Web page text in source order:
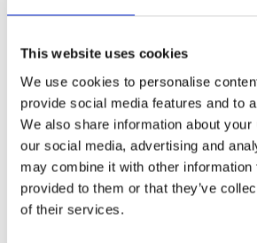
This website uses cookies
We use cookies to personalise
provide social media features and to
We also share information about
our social media, advertising and
may combine it with other information
provided to them or that they’ve
of their services.
Wir kümmern uns um ihre Ent­zün­dungen an
spitze chirurgisch unter ört­licher Be­täubung.
Kompositfüllung
Sie haben einen Karies­schaden und möchten